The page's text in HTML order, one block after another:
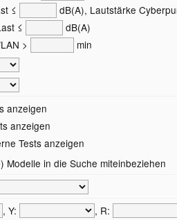
≤
dB(A), Lautstärke
≤
dB(A)
>
min
anzeigen
anzeigen
Tests anzeigen
Modelle in die Suche miteinbeziehen
, Y: , R: